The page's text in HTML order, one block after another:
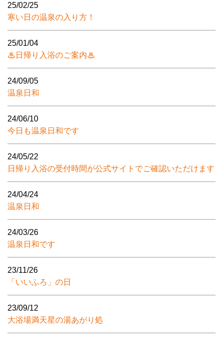
25/02/25
寒い日の温泉の入り方！
25/01/04
♨日帰り入浴のご案内♨
24/09/05
温泉日和
24/06/10
今日も温泉日和です
24/05/22
日帰り入浴の受付時間が公式サイトでご確認いただけます
24/04/24
温泉日和
24/03/26
温泉日和です
23/11/26
「いいふろ」の日
23/09/12
大浴場満天星の湯あがり処